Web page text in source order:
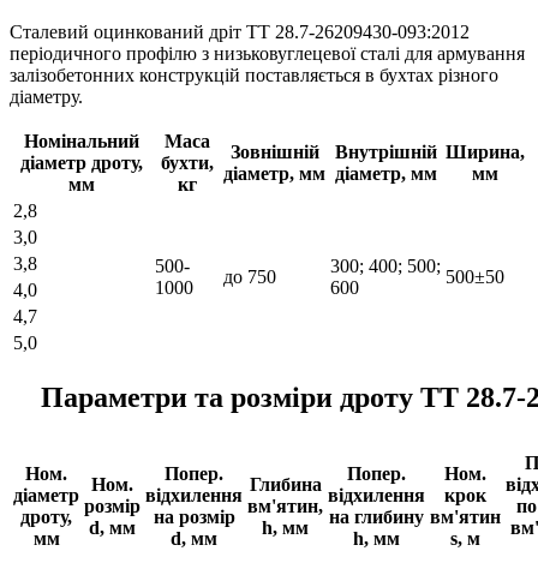
Сталевий оцинкований дріт ТТ 28.7-26209430-093:2012
періодичного профілю з низьковуглецевої сталі для армування
залізобетонних конструкцій поставляється в бухтах різного
діаметру.
Номінальний
діаметр дроту,
мм
Маса
бухти,
кг
Зовнішній
діаметр, мм
Внутрішній
діаметр, мм
Ширина,
мм
2,8
500-
1000
до 750
300; 400; 500;
600
500±50
3,0
3,8
4,0
4,7
5,0
Параметри та розміри дроту ТТ 28.7-
Ном.
діаметр
дроту,
мм
Ном.
розмір
d, мм
Попер.
відхилення
на розмір
d, мм
Глибина
вм'ятин,
h, мм
Попер.
відхилення
на глибину
h, мм
Ном.
крок
вм'ятин
s, м